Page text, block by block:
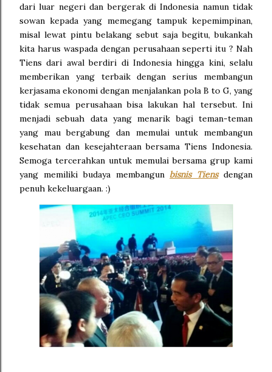
dari luar negeri dan bergerak di Indonesia namun tidak
sowan kepada yang memegang tampuk kepemimpinan,
misal lewat pintu belakang sebut saja begitu, bukankah
kita harus waspada dengan perusahaan seperti itu ? Nah
Tiens dari awal berdiri di Indonesia hingga kini, selalu
memberikan yang terbaik dengan serius membangun
kerjasama ekonomi dengan menjalankan pola B to G, yang
tidak semua perusahaan bisa lakukan hal tersebut. Ini
menjadi sebuah data yang menarik bagi teman-teman
yang mau bergabung dan memulai untuk membangun
kesehatan dan kesejahteraan bersama Tiens Indonesia.
Semoga tercerahkan untuk memulai bersama grup kami
yang memiliki budaya membangun bisnis Tiensdengan
penuh kekeluargaan. :)